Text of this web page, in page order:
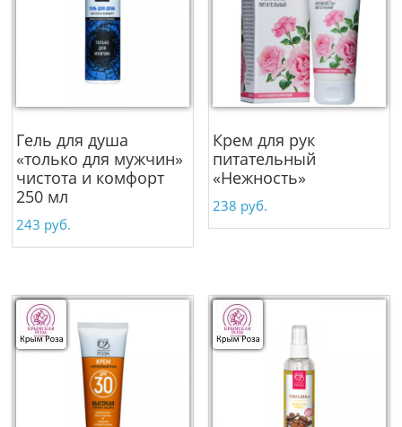
Гель для душа
«только для мужчин»
чистота и комфорт
250 мл
243 руб.
Крем для рук
питательный
«Нежность»
238 руб.